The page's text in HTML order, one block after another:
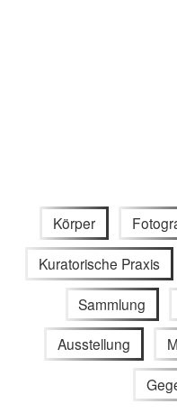
Körper
Kuratorische Praxis
Sammlung
Ausstellung